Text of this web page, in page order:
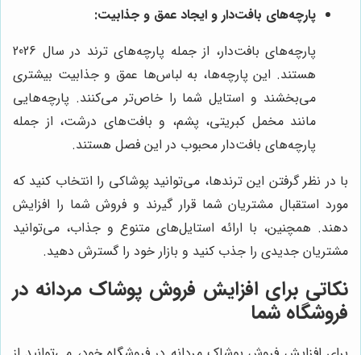
پارچه‌های بافت‌دار و ایجاد عمق و جذابیت:
پارچه‌های بافت‌دار، از جمله پارچه‌های ترند در سال 2026
هستند. این پارچه‌ها، به لباس‌ها عمق و جذابیت بیشتری
می‌بخشند و استایل شما را خاص‌تر می‌کنند. پارچه‌هایی
مانند مخمل کبریتی، پشم، و بافت‌های درشت، از جمله
پارچه‌های بافت‌دار محبوب در این فصل هستند.
با در نظر گرفتن این ترندها، می‌توانید پوشاکی را انتخاب کنید که
مورد استقبال مشتریان شما قرار گیرند و فروش شما را افزایش
دهند. همچنین، با ارائه استایل‌های متنوع و جذاب، می‌توانید
مشتریان جدیدی را جذب کنید و بازار خود را گسترش دهید.
نکاتی برای افزایش فروش پوشاک مردانه در
فروشگاه شما